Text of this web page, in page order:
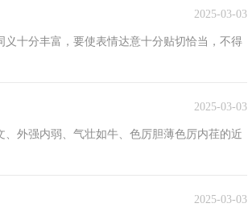
2025-03-03
十分丰富，要使表情达意十分贴切恰当，不得
2025-03-03
外强内弱、气壮如牛、色厉胆薄色厉内荏的近
2025-03-03